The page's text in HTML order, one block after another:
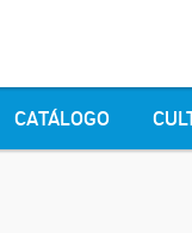
CATÁLOGO